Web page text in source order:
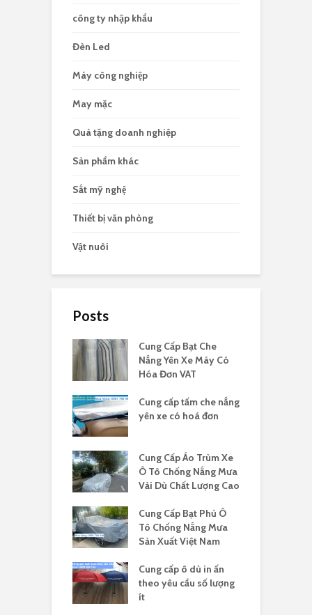
công ty nhập khẩu
Đèn Led
Máy công nghiệp
May mặc
Quà tặng doanh nghiệp
Sản phẩm khác
Sắt mỹ nghệ
Thiết bị văn phòng
Vật nuôi
Posts
Cung Cấp Bạt Che
Nắng Yên Xe Máy Có
Hóa Đơn VAT
Cung cấp tấm che nắng
yên xe có hoá đơn
Cung Cấp Áo Trùm Xe
Ô Tô Chống Nắng Mưa
Vải Dù Chất Lượng Cao
Cung Cấp Bạt Phủ Ô
Tô Chống Nắng Mưa
Sản Xuất Việt Nam
Cung cấp ô dù in ấn
theo yêu cầu số lượng
ít